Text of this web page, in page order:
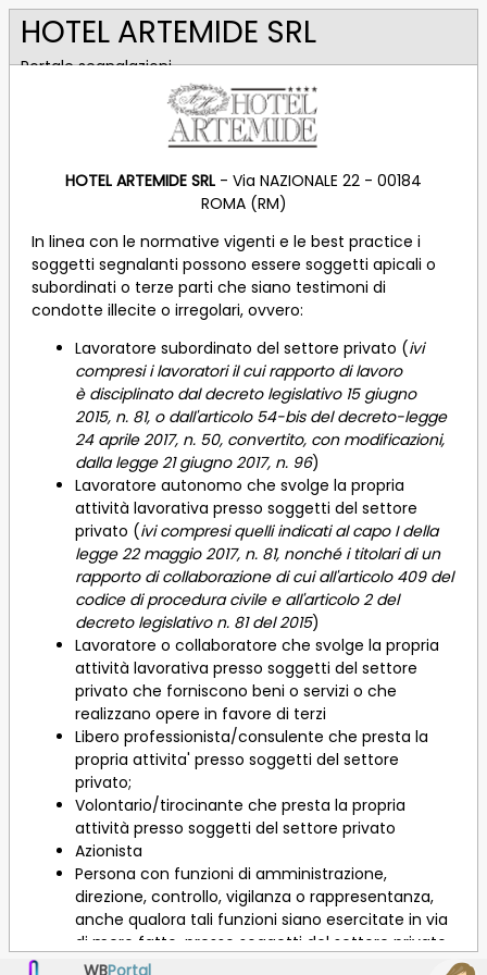
HOTEL ARTEMIDE SRL
Portale segnalazioni
HOTEL ARTEMIDE SRL - Via NAZIONALE 22 - 00184
ROMA (RM)
In linea con le normative vigenti e le best practice i
soggetti segnalanti possono essere soggetti apicali o
subordinati o terze parti che siano testimoni di
condotte illecite o irregolari, ovvero:
Lavoratore subordinato del settore privato (ivi
compresi i lavoratori il cui rapporto di lavoro
è disciplinato dal decreto legislativo 15 giugno
2015, n. 81, o dall'articolo 54-bis del decreto-legge
24 aprile 2017, n. 50, convertito, con modificazioni,
dalla legge 21 giugno 2017, n. 96)
Lavoratore autonomo che svolge la propria
attività lavorativa presso soggetti del settore
privato (ivi compresi quelli indicati al capo I della
legge 22 maggio 2017, n. 81, nonché i titolari di un
rapporto di collaborazione di cui all'articolo 409 del
codice di procedura civile e all'articolo 2 del
decreto legislativo n. 81 del 2015)
Lavoratore o collaboratore che svolge la propria
attività lavorativa presso soggetti del settore
privato che forniscono beni o servizi o che
realizzano opere in favore di terzi
Libero professionista/consulente che presta la
propria attivita' presso soggetti del settore
privato;
Volontario/tirocinante che presta la propria
attività presso soggetti del settore privato
Azionista
Persona con funzioni di amministrazione,
direzione, controllo, vigilanza o rappresentanza,
anche qualora tali funzioni siano esercitate in via
di mero fatto, presso soggetti del settore privato
WBPortal